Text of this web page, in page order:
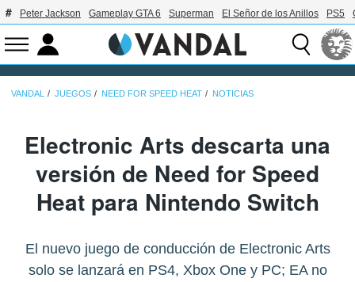
Peter Jackson Gameplay GTA 6 Superman El Señor de los Anillos PS5
VANDAL JUEGOS NEED FOR SPEED HEAT NOTICIAS
Electronic Arts descarta una
versión de Need for Speed
Heat para Nintendo Switch
El nuevo juego de conducción de Electronic Arts
solo se lanzará en PS4, Xbox One y PC; EA no